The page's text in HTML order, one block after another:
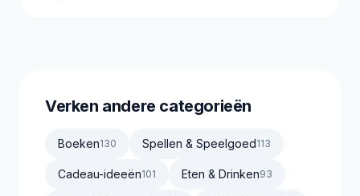
Verken andere categorieën
Boeken130 Spellen & Speelgoed113
Cadeau-ideeën101 Eten & Drinken93